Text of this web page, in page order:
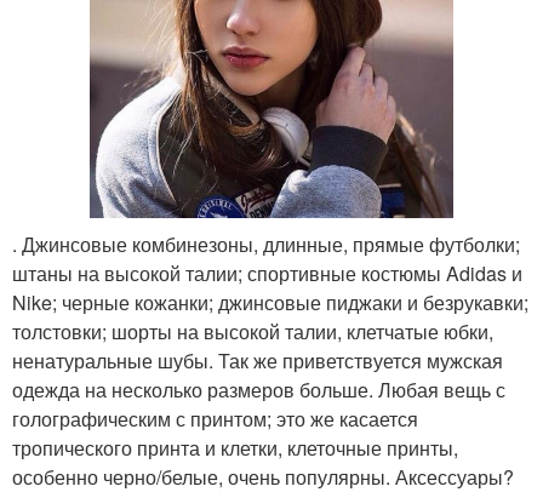
. Джинсовые комбинезоны, длинные, прямые футболки;
штаны на высокой талии; спортивные костюмы Adidas и
Nike; черные кожанки; джинсовые пиджаки и безрукавки;
толстовки; шорты на высокой талии, клетчатые юбки,
ненатуральные шубы. Так же приветствуется мужская
одежда на несколько размеров больше. Любая вещь с
голографическим с принтом; это же касается
тропического принта и клетки, клеточные принты,
особенно черно/белые, очень популярны. Аксессуары?